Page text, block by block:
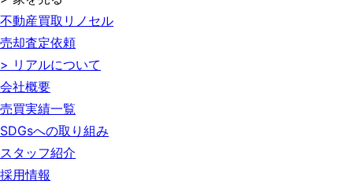
不動産買取リノセル
売却査定依頼
> リアルについて
会社概要
売買実績一覧
SDGsへの取り組み
スタッフ紹介
採用情報